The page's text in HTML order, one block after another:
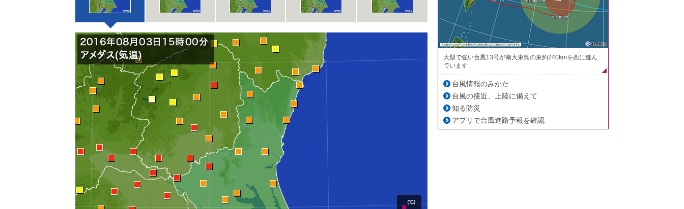
大型で強い台風13号が南大東島の東約240kmを西に進ん
でいます
台風情報のみかた
台風の接近、上陸に備えて
知る防災
アプリで台風進路予報を確認